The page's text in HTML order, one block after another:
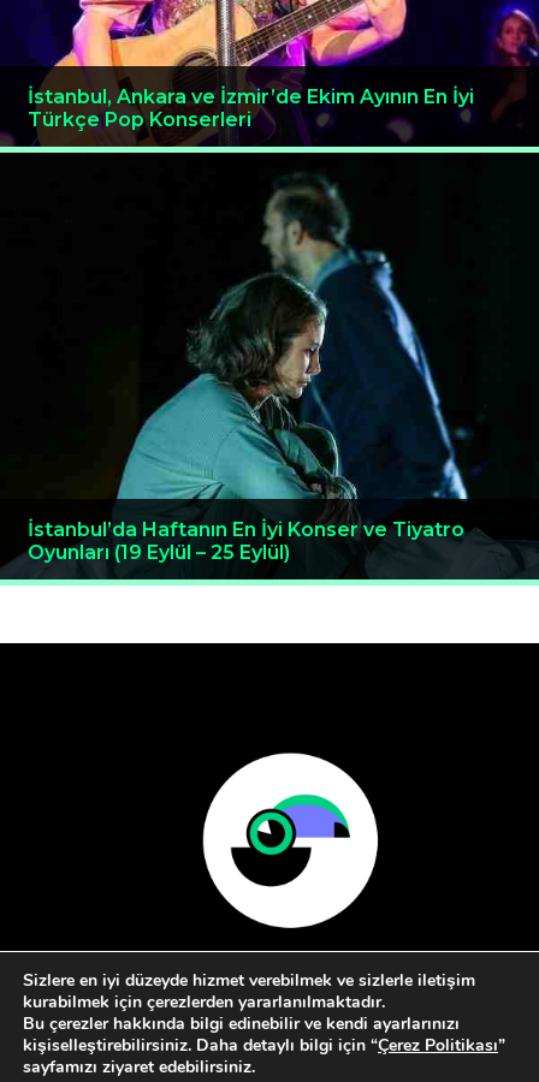
İstanbul, Ankara ve İzmir’de Ekim Ayının En İyi
Türkçe Pop Konserleri
İstanbul’da Haftanın En İyi Konser ve Tiyatro
Oyunları (19 Eylül – 25 Eylül)
Hakkımızda Kullanım Koşulları
Sizlere en iyi düzeyde hizmet verebilmek ve sizlerle iletişim
kurabilmek için çerezlerden yararlanılmaktadır.
Bu çerezler hakkında bilgi edinebilir ve kendi ayarlarınızı
kişiselleştirebilirsiniz. Daha detaylı bilgi için “Çerez Politikası”
sayfamızı ziyaret edebilirsiniz.